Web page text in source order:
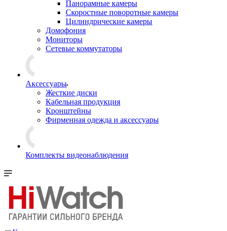
Панорамные камеры
Скоростные поворотные камеры
Цилиндрические камеры
Домофония
Мониторы
Сетевые коммутаторы
Аксессуары
Жесткие диски
Кабельная продукция
Кронштейны
Фирменная одежда и аксессуары
Комплекты видеонаблюдения